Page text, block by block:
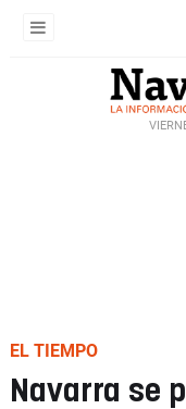
EL TIEMPO
Navarra se